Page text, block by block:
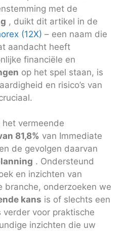
met de
, duikt dit artikel in de
(12X) – een naam die
aandacht heeft
financiële en
op het spel staan, is
en risico’s van
vermeende
81,8% van Immediate
de gevolgen daarvan
. Ondersteund
en inzichten van
branche, onderzoeken we
kans is of slechts een
voor praktische
inzichten die uw